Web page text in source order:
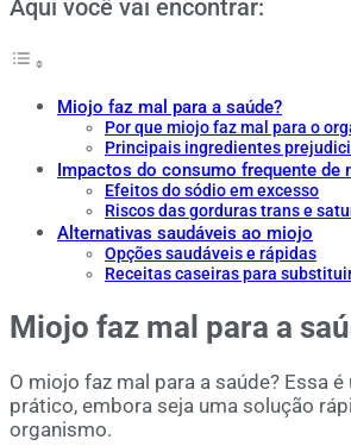
Aqui você vai encontrar:
Miojo faz mal para a saúde?
Por que miojo faz mal para o
Principais ingredientes
Impactos do consumo frequente de
Efeitos do sódio em excesso
Riscos das gorduras trans e
Alternativas saudáveis ao miojo
Opções saudáveis e rápidas
Receitas caseiras para
Miojo faz mal para a
O miojo faz mal para a saúde? Essa
prático, embora seja uma solução
organismo.